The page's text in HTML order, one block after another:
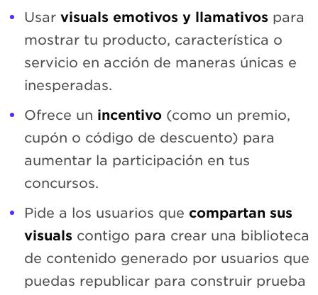
Usar visuals emotivos y llamativos para
mostrar tu producto, característica o
servicio en acción de maneras únicas e
inesperadas.
Ofrece un incentivo (como un premio,
cupón o código de descuento) para
aumentar la participación en tus
concursos.
Pide a los usuarios que compartan sus
visuals contigo para crear una biblioteca
de contenido generado por usuarios que
puedas republicar para construir prueba